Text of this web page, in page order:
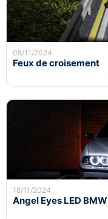
08/11/2024
Feux de croisement
18/11/2024
Angel Eyes LED BMW